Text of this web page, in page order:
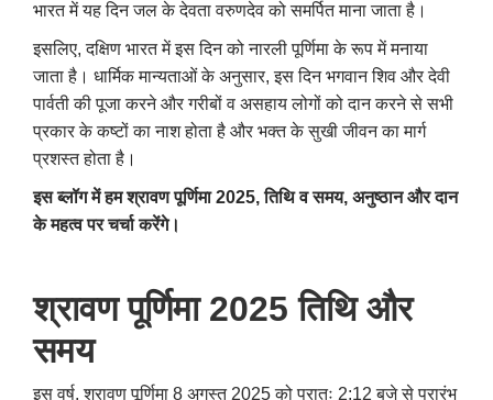
भारत में यह दिन जल के देवता वरुणदेव को समर्पित माना जाता है।
इसलिए, दक्षिण भारत में इस दिन को नारली पूर्णिमा के रूप में मनाया
जाता है। धार्मिक मान्यताओं के अनुसार, इस दिन भगवान शिव और देवी
पार्वती की पूजा करने और गरीबों व असहाय लोगों को दान करने से सभी
प्रकार के कष्टों का नाश होता है और भक्त के सुखी जीवन का मार्ग
प्रशस्त होता है।
इस ब्लॉग में हम श्रावण पूर्णिमा 2025, तिथि व समय, अनुष्ठान और दान
के महत्व पर चर्चा करेंगे।
श्रावण पूर्णिमा 2025 तिथि और
समय
इस वर्ष, श्रावण पूर्णिमा 8 अगस्त 2025 को प्रातः 2:12 बजे से प्रारंभ